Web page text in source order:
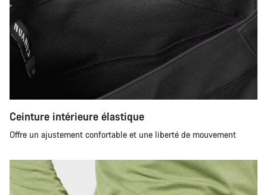
Ceinture intérieure élastique
Offre un ajustement confortable et une liberté de mouvement